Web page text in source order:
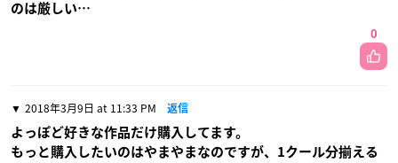
のは厳しい…
0
2018年3月9日 at 11:33 PM 返信
よっぽど好きな作品だけ購入してます。
もっと購入したいのはやまやまなのですが、1クール分揃える